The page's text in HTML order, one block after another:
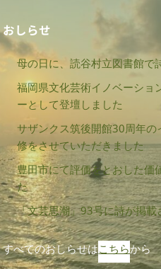
おしらせ
母の日に、読谷村立図書館
福岡県文化芸術イノベーショ
ーとして登壇しました
サザンクス筑後開館30周年
修をさせていただきました
豊田市にて評価をとおした
た
「文芸思潮」93号に詩が掲
すべてのおしらせはこちらから